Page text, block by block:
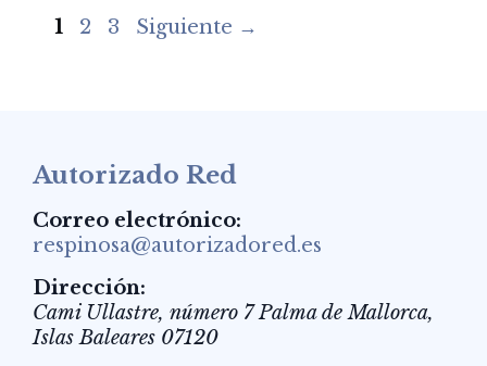
Página
1 Página
2 Página
3 Siguiente →
Autorizado Red
Correo electrónico:
respinosa@autorizadored.es
Dirección:
Cami Ullastre, número 7 Palma de Mallorca,
Islas Baleares 07120